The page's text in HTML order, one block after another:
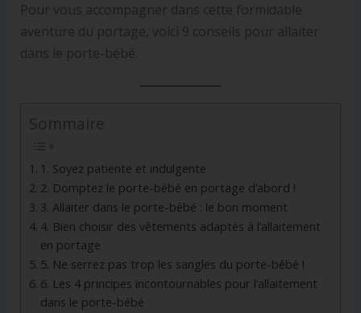
Pour vous accompagner dans cette formidable
aventure du portage, voici 9 conseils pour allaiter
dans le porte-bébé.
Sommaire
1. Soyez patiente et indulgente
2. Domptez le porte-bébé en portage d’abord !
3. Allaiter dans le porte-bébé : le bon moment
4. Bien choisir des vêtements adaptés à l’allaitement
en portage
5. Ne serrez pas trop les sangles du porte-bébé !
6. Les 4 principes incontournables pour l’allaitement
dans le porte-bébé